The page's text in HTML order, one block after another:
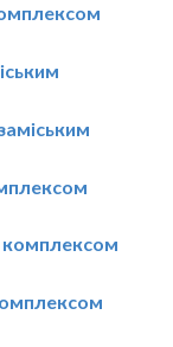
комплексом